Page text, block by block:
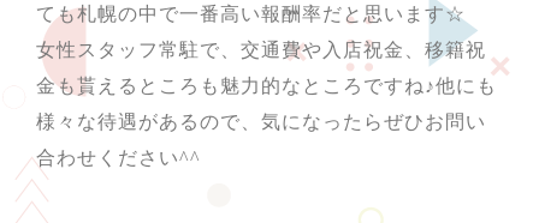
ても札幌の中で一番高い報酬率だと思います☆
女性スタッフ常駐で、交通費や入店祝金、移籍祝
金も貰えるところも魅力的なところですね♪他にも
様々な待遇があるので、気になったらぜひお問い
合わせください^^